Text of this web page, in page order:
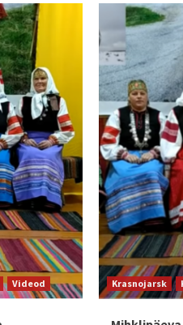
Videod Krasnojarsk